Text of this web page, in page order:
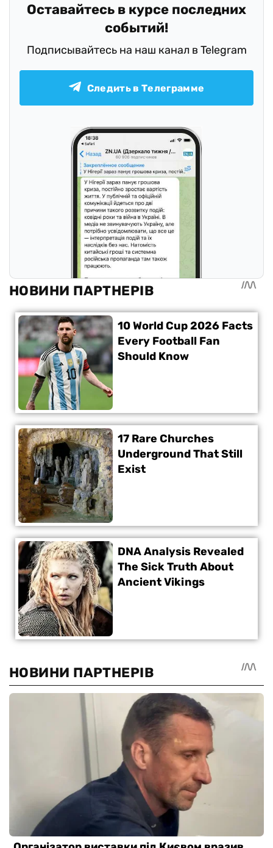
Оставайтесь в курсе последних
событий!
Подписывайтесь на наш канал в Telegram
Следить в Телеграмме